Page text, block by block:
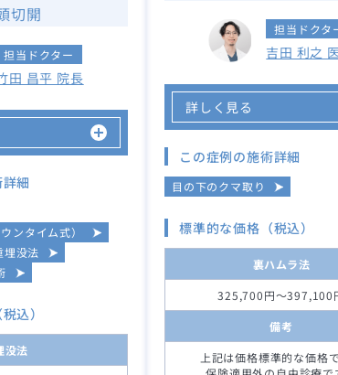
切開
担当ドクター
田 昌平 院長
細
ンタイム式）
埋没法
込）
没法
担当ドクタ
吉田 利之
詳しく見る
この症例の施術詳細
目の下のクマ取り
標準的な価格（税込）
裏ハムラ法
325,700円～397,100
備考
上記は価格標準的な価格で